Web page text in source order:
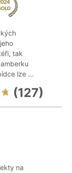
tak
lze ...
(127)
na